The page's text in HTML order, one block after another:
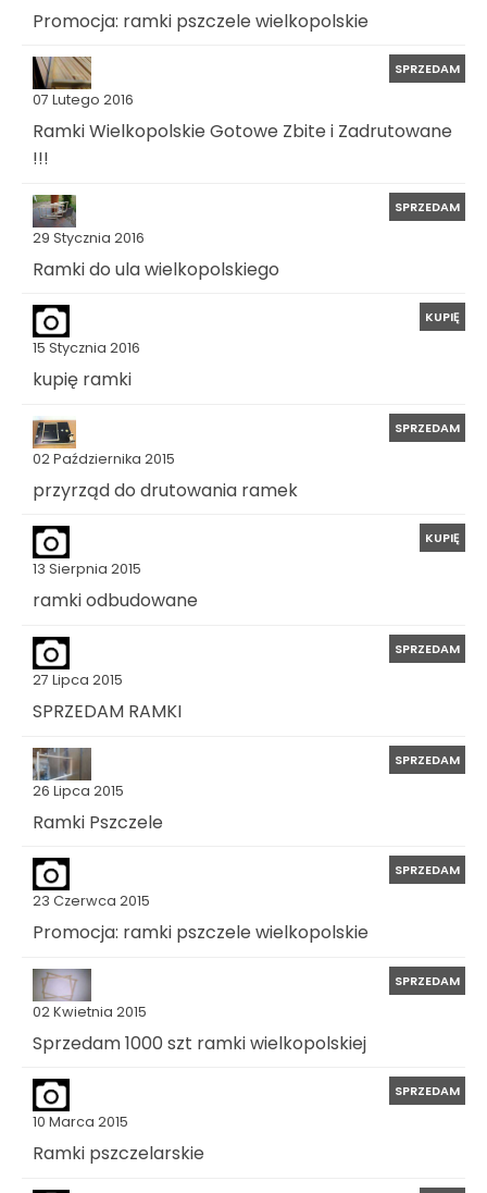
Promocja: ramki pszczele wielkopolskie
07 Lutego 2016
SPRZEDAM
Ramki Wielkopolskie Gotowe Zbite i Zadrutowane
!!!
29 Stycznia 2016
SPRZEDAM
Ramki do ula wielkopolskiego
15 Stycznia 2016
KUPIĘ
kupię ramki
02 Października 2015
SPRZEDAM
przyrząd do drutowania ramek
13 Sierpnia 2015
KUPIĘ
ramki odbudowane
27 Lipca 2015
SPRZEDAM
SPRZEDAM RAMKI
26 Lipca 2015
SPRZEDAM
Ramki Pszczele
23 Czerwca 2015
SPRZEDAM
Promocja: ramki pszczele wielkopolskie
02 Kwietnia 2015
SPRZEDAM
Sprzedam 1000 szt ramki wielkopolskiej
10 Marca 2015
SPRZEDAM
Ramki pszczelarskie